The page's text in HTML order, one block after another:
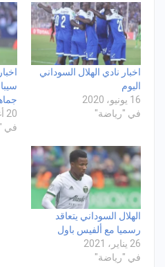
اخبار نادي الهلال السوداني
اليوم
16 يونيو، 2020
في "رياضة"
20 أغسطس، 2021
في
الهلال السوداني يتعاقد
رسميا مع ألفيس باول
26 يناير، 2021
في "رياضة"